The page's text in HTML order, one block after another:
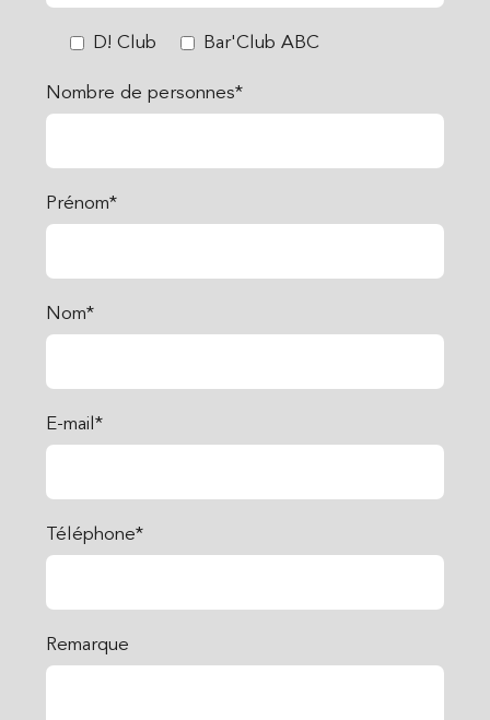
D! Club Bar'Club ABC
Nombre de personnes*
Prénom*
Nom*
E-mail*
Téléphone*
Remarque